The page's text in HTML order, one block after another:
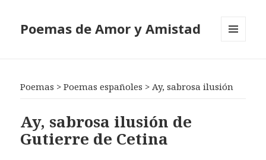
Poemas de Amor y Amistad
Poemas >Poemas españoles >Ay, sabrosa ilusión
Ay, sabrosa ilusión de
Gutierre de Cetina